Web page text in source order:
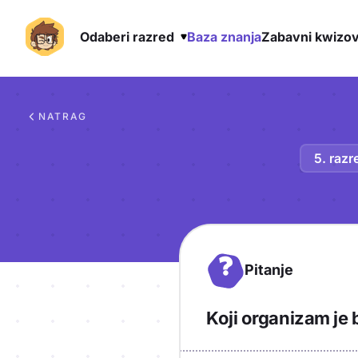
Odaberi razred Baza znanjaZabavni
NATRAG
5.
? Pitanje
Koji organizam je